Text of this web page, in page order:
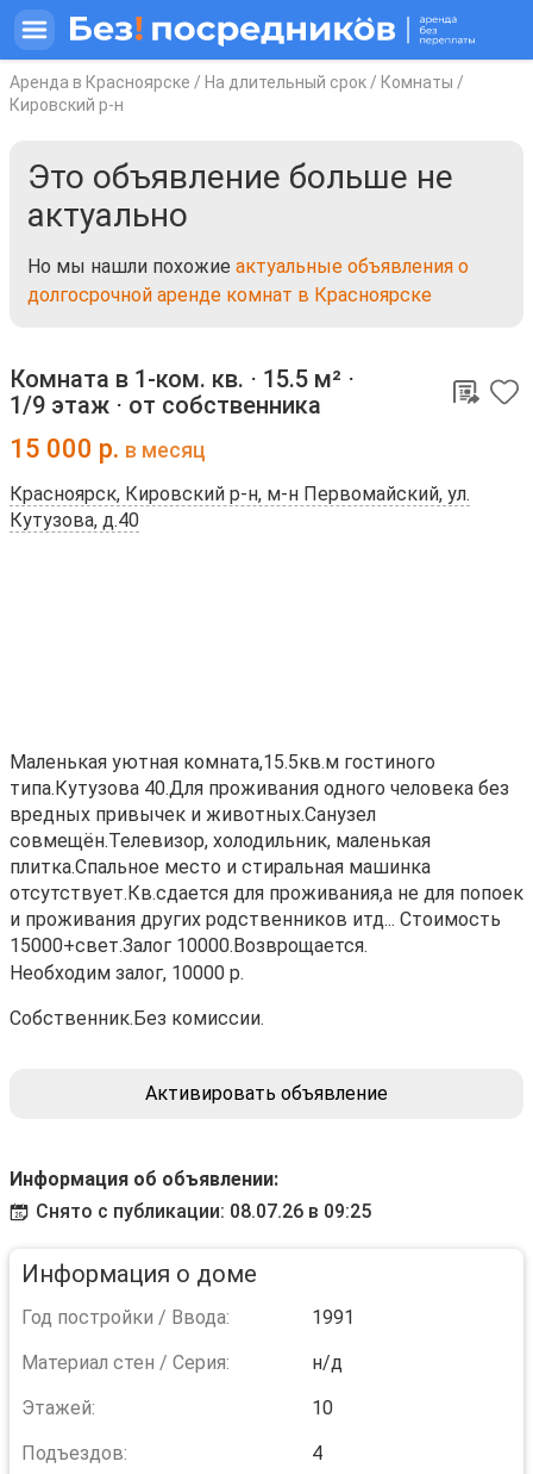
Аренда в Красноярске / На длительный срок / Комнаты /
Кировский р-н
Это объявление больше не
актуально
Но мы нашли похожие актуальные объявления о
долгосрочной аренде комнат в Красноярске
Комната в 1-ком. кв. ⋅ 15.5 м² ⋅
1/9 этаж ⋅ от собственника
15 000 р. в месяц
Красноярск, Кировский р-н, м-н Первомайский, ул.
Кутузова, д.40
Маленькая уютная комната,15.5кв.м гостиного
типа.Кутузова 40.Для проживания одного человека без
вредных привычек и животных.Санузел
совмещён.Телевизор, холодильник, маленькая
плитка.Спальное место и стиральная машинка
отсутствует.Кв.сдается для проживания,а не для попоек
и проживания других родственников итд... Стоимость
15000+свет.Залог 10000.Возврощается.
Необходим залог, 10000 р.
Собственник.Без комиссии.
Активировать объявление
Информация об объявлении:
Снято с публикации: 08.07.26 в 09:25
Информация о доме
Год постройки / Ввода:
1991
Материал стен / Серия:
н/д
Этажей:
10
Подъездов:
4